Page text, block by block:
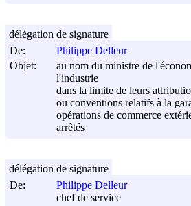
De:
Philippe Delleur
Objet:
au nom du ministre de
l'industrie
dans la limite de leurs
ou conventions relatifs à la
opérations de commerce
arrêtés
délégation de signature
De:
Philippe Delleur
chef de service
délégation de signature